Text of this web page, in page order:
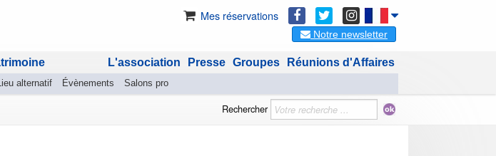
Mes réservations
Notre newsletter
alternatif Évènements Salons pro
Réunions d'Affaires
Groupes
Presse
L'association
Rechercher